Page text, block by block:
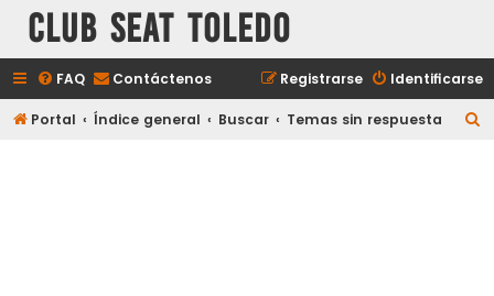
Club Seat Toledo
FAQ Contáctenos Identificarse
Registrarse
Portal Índice general Buscar Temas sin respuesta